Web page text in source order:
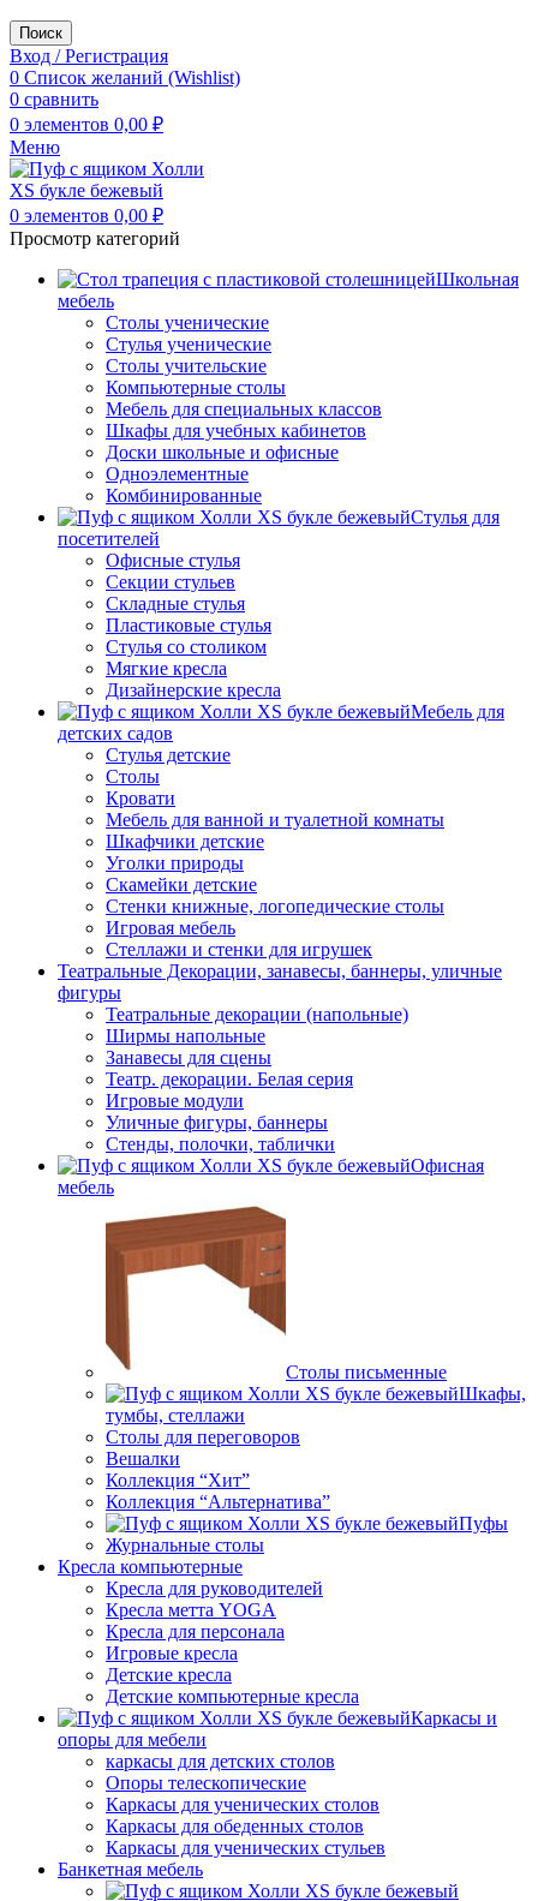
Поиск
Вход / Регистрация
0 Список желаний (Wishlist)
0 сравнить
0 элементов 0,00 ₽
Меню
0 элементов 0,00 ₽
Просмотр категорий
Школьная
мебель
Столы ученические
Стулья ученические
Столы учительские
Компьютерные столы
Мебель для специальных классов
Шкафы для учебных кабинетов
Доски школьные и офисные
Одноэлементные
Комбинированные
Стулья для
посетителей
Офисные стулья
Секции стульев
Складные стулья
Пластиковые стулья
Стулья со столиком
Мягкие кресла
Дизайнерские кресла
Мебель для
детских садов
Стулья детские
Столы
Кровати
Мебель для ванной и туалетной комнаты
Шкафчики детские
Уголки природы
Скамейки детские
Стенки книжные, логопедические столы
Игровая мебель
Стеллажи и стенки для игрушек
Театральные Декорации, занавесы, баннеры, уличные
фигуры
Театральные декорации (напольные)
Ширмы напольные
Занавесы для сцены
Театр. декорации. Белая серия
Игровые модули
Уличные фигуры, баннеры
Стенды, полочки, таблички
Офисная
мебель
Столы письменные
Шкафы,
тумбы, стеллажи
Столы для переговоров
Вешалки
Коллекция “Хит”
Коллекция “Альтернатива”
Пуфы
Журнальные столы
Кресла компьютерные
Кресла для руководителей
Кресла метта YOGA
Кресла для персонала
Игровые кресла
Детские кресла
Детские компьютерные кресла
Каркасы и
опоры для мебели
каркасы для детских столов
Опоры телескопические
Каркасы для ученических столов
Каркасы для обеденных столов
Каркасы для ученических стульев
Банкетная мебель